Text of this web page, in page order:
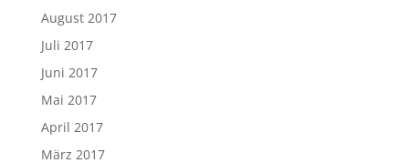
August 2017
Juli 2017
Juni 2017
Mai 2017
April 2017
März 2017